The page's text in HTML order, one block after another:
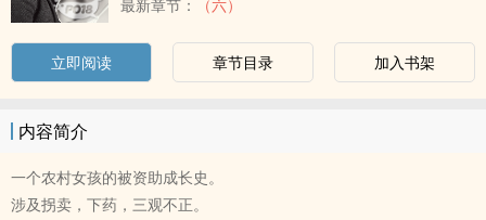
最新章节： （六）
立即阅读 章节目录 加入书架
内容简介
一个农村女孩的被资助成长史。
涉及拐卖，下药，三观不正。